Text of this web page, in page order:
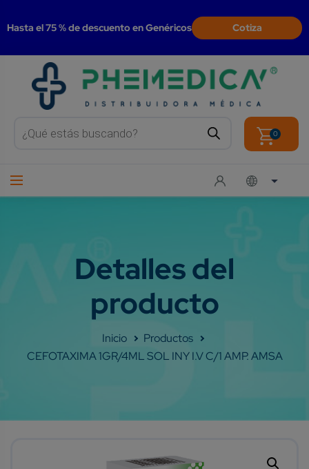
Hasta el 75 % de descuento en Genéricos Cotiza
search 0
Shop
CEFOTAXIMA 1GR/4ML SOL INY I.V C/1 AMP. AMSA